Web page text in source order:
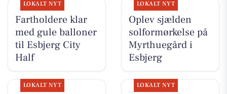
LOKALT NYT
Fartholdere klar
med gule balloner
til Esbjerg City
Half
LOKALT NYT
Oplev sjælden
solformørkelse på
Myrthuegård i
Esbjerg
LOKALT NYT LOKALT NYT